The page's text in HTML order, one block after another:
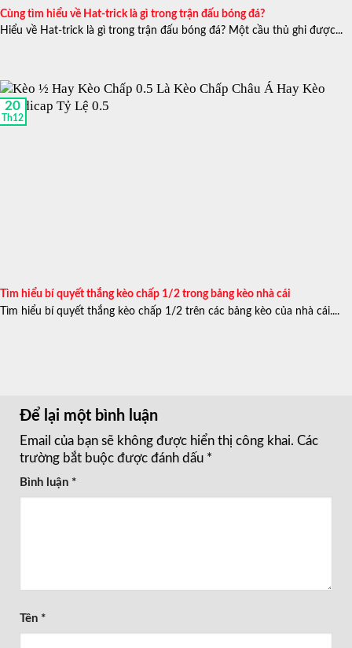
Cùng tìm hiểu về Hat-trick là gì trong trận đấu bóng đá?
Hiểu về Hat-trick là gì trong trận đấu bóng đá? Một cầu thủ ghi được...
Tìm hiểu bí quyết thắng kèo chấp 1/2 trong bảng kèo nhà cái
Tìm hiểu bí quyết thắng kèo chấp 1/2 trên các bảng kèo của nhà cái....
20
Th12
Để lại một bình luận
Email của bạn sẽ không được hiển thị công khai. Các
trường bắt buộc được đánh dấu *
Bình luận *
Tên *